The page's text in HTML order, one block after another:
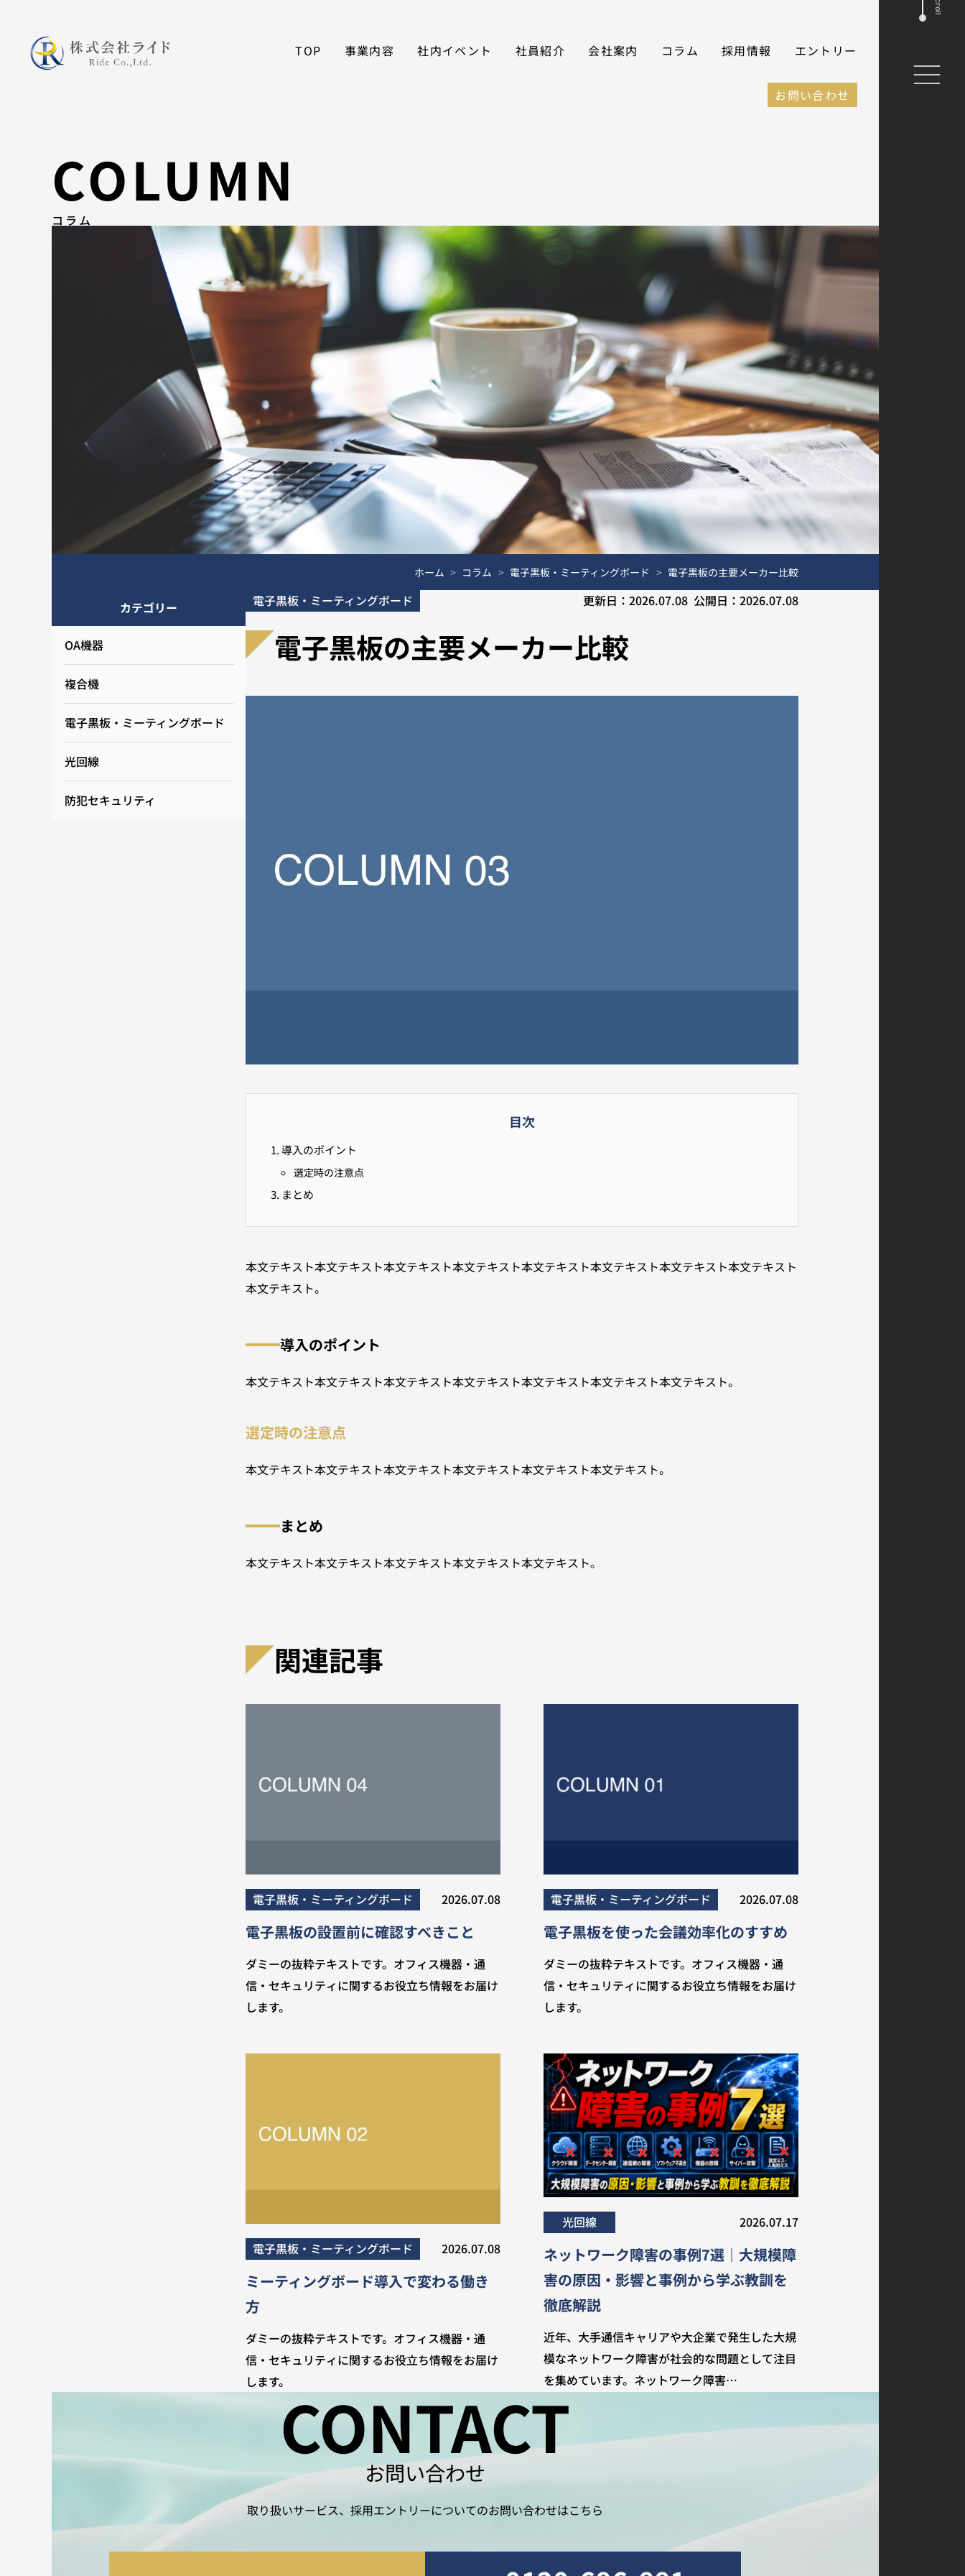
TOP 事業内容 社内イベント 社員紹介 会社案内 コラム 採用情報 エントリー
お問い合わせ
COLUMN
コラム
ホーム コラム 電子黒板・ミーティングボード 電子黒板の主要メーカー比較
カテゴリー
OA機器
複合機
電子黒板・ミーティングボード
光回線
防犯セキュリティ
電子黒板・ミーティングボード 更新日： 2026.07.08 公開日： 2026.07.08
電子黒板の主要メーカー比較
目次
導入のポイント
選定時の注意点
まとめ
本文テキスト本文テキスト本文テキスト本文テキスト本文テキスト本文テキスト本文テキスト本文テキスト
本文テキスト。
導入のポイント
本文テキスト本文テキスト本文テキスト本文テキスト本文テキスト本文テキスト本文テキスト。
選定時の注意点
本文テキスト本文テキスト本文テキスト本文テキスト本文テキスト本文テキスト。
まとめ
本文テキスト本文テキスト本文テキスト本文テキスト本文テキスト。
関連記事
電子黒板・ミーティングボード 2026.07.08
電子黒板の設置前に確認すべきこと
ダミーの抜粋テキストです。オフィス機器・通
信・セキュリティに関するお役立ち情報をお届け
します。
電子黒板・ミーティングボード 2026.07.08
電子黒板を使った会議効率化のすすめ
ダミーの抜粋テキストです。オフィス機器・通
信・セキュリティに関するお役立ち情報をお届け
します。
電子黒板・ミーティングボード 2026.07.08
ミーティングボード導入で変わる働き
方
ダミーの抜粋テキストです。オフィス機器・通
信・セキュリティに関するお役立ち情報をお届け
します。
光回線 2026.07.17
ネットワーク障害の事例7選｜大規模障
害の原因・影響と事例から学ぶ教訓を
徹底解説
近年、大手通信キャリアや大企業で発生した大規
模なネットワーク障害が社会的な問題として注目
を集めています。ネットワーク障害…
CONTACT
お問い合わせ
取り扱いサービス、採用エントリーについてのお問い合わせはこちら